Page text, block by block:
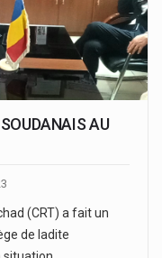
AU
(CRT) a fait un
de ladite